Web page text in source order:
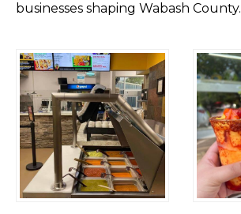
businesses shaping Wabash County.